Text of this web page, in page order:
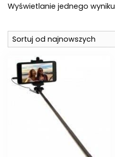
Wyświetlanie jednego wyniku